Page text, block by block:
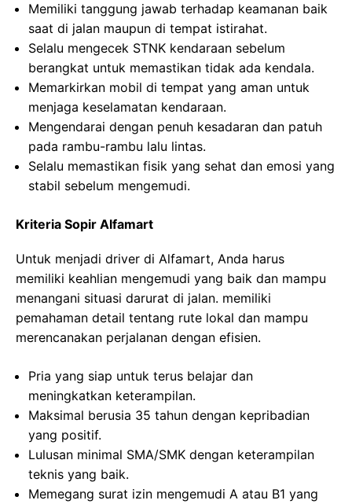
Memiliki tanggung jawab terhadap keamanan baik
saat di jalan maupun di tempat istirahat.
Selalu mengecek STNK kendaraan sebelum
berangkat untuk memastikan tidak ada kendala.
Memarkirkan mobil di tempat yang aman untuk
menjaga keselamatan kendaraan.
Mengendarai dengan penuh kesadaran dan patuh
pada rambu-rambu lalu lintas.
Selalu memastikan fisik yang sehat dan emosi yang
stabil sebelum mengemudi.
Kriteria Sopir Alfamart
Untuk menjadi driver di Alfamart, Anda harus
memiliki keahlian mengemudi yang baik dan mampu
menangani situasi darurat di jalan. memiliki
pemahaman detail tentang rute lokal dan mampu
merencanakan perjalanan dengan efisien.
Pria yang siap untuk terus belajar dan
meningkatkan keterampilan.
Maksimal berusia 35 tahun dengan kepribadian
yang positif.
Lulusan minimal SMA/SMK dengan keterampilan
teknis yang baik.
Memegang surat izin mengemudi A atau B1 yang